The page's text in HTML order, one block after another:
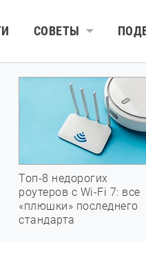
СОВЕТЫ
Топ-8 недорогих
роутеров с Wi-Fi 7: все
«плюшки» последнего
стандарта